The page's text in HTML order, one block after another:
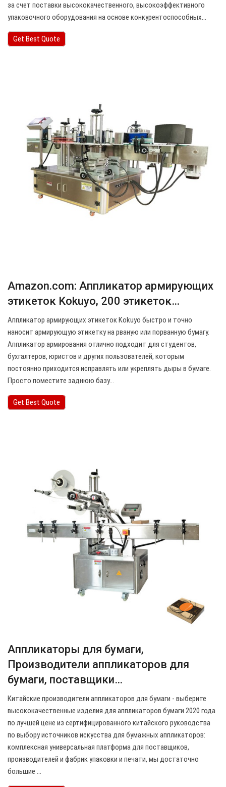
за счет поставки высококачественного, высокоэффективного
упаковочного оборудования на основе конкурентоспособных…
Get Best Quote
Amazon.com: Аппликатор армирующих
этикеток Kokuyo, 200 этикеток…
Аппликатор армирующих этикеток Kokuyo быстро и точно
наносит армирующую этикетку на рваную или порванную бумагу.
Аппликатор армирования отлично подходит для студентов,
бухгалтеров, юристов и других пользователей, которым
постоянно приходится исправлять или укреплять дыры в бумаге.
Просто поместите заднюю базу…
Get Best Quote
Аппликаторы для бумаги,
Производители аппликаторов для
бумаги, поставщики…
Китайские производители аппликаторов для бумаги - выберите
высококачественные изделия для аппликаторов бумаги 2020 года
по лучшей цене из сертифицированного китайского руководства
по выбору источников искусства для бумажных аппликаторов:
комплексная универсальная платформа для поставщиков,
производителей и фабрик упаковки и печати, мы достаточно
большие ...